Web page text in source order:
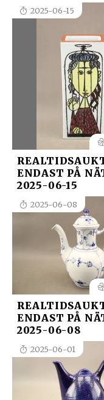
2025-06-15
ENDAST PÅ
2025-06-15
2025-06-08
ENDAST PÅ
2025-06-08
2025-06-01